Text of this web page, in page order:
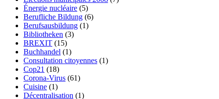
Énergie nucléaire (5)
Berufliche Bildung (6)
Berufsausbildung (1)
Bibliotheken (3)
BREXIT (15)
Buchhandel (1)
Consultation citoyennes (1)
Cop21 (18)
Corona-Virus (61)
Cuisine (1)
Décentralisation (1)